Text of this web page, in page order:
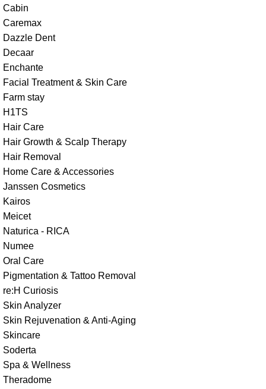
Cabin
Caremax
Dazzle Dent
Decaar
Enchante
Facial Treatment & Skin Care
Farm stay
H1TS
Hair Care
Hair Growth & Scalp Therapy
Hair Removal
Home Care & Accessories
Janssen Cosmetics
Kairos
Meicet
Naturica - RICA
Numee
Oral Care
Pigmentation & Tattoo Removal
re:H Curiosis
Skin Analyzer
Skin Rejuvenation & Anti-Aging
Skincare
Soderta
Spa & Wellness
Theradome